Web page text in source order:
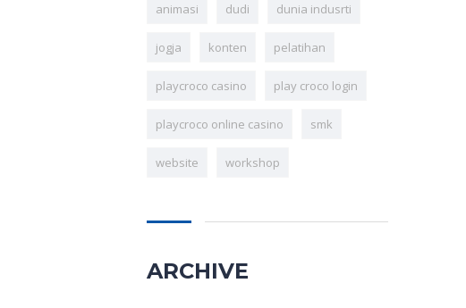
animasi dudi dunia indusrti
jogja konten pelatihan
playcroco casino play croco login
playcroco online casino smk
website workshop
ARCHIVE